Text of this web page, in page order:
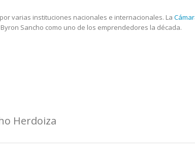
varias instituciones nacionales e internacionales. La
Sancho como uno de los emprendedores la década.
Herdoiza